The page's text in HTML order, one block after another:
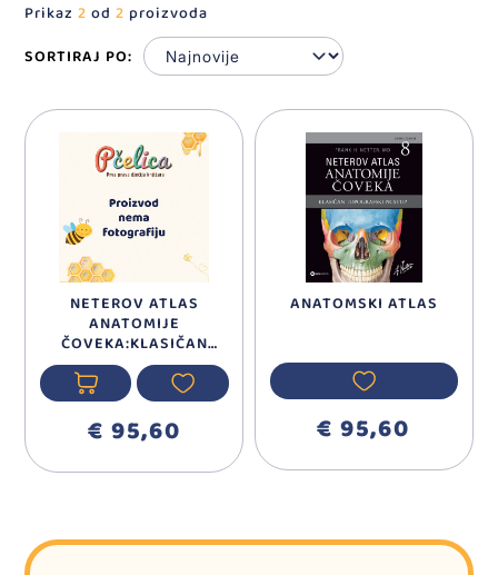
Prikaz2 od2 proizvoda
SORTIRAJ PO:
NETEROV ATLAS
ANATOMIJE
ČOVEKA:KLASIČAN
TOPOGRAFSKI PRISTUP
€ 95,60
ANATOMSKI ATLAS
€ 95,60